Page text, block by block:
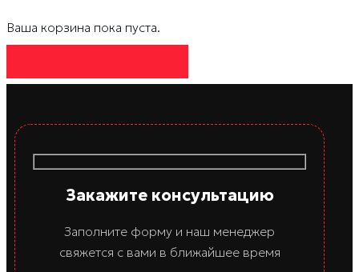
Ваша корзина пока пуста.
Закажите консультацию
Заполните форму и наш менеджер
свяжется с вами в ближайшее время